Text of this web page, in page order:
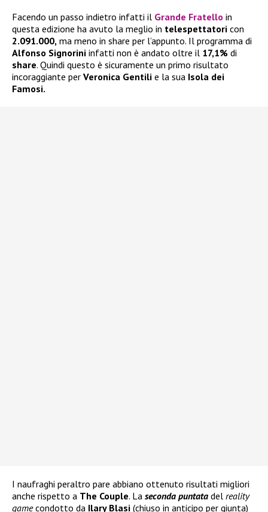
Facendo un passo indietro infatti il Grande Fratello in
questa edizione ha avuto la meglio in telespettatori con
2.091.000, ma meno in share per l’appunto. Il programma di
Alfonso Signorini infatti non è andato oltre il 17,1% di
share. Quindi questo è sicuramente un primo risultato
incoraggiante per Veronica Gentili e la sua Isola dei
Famosi.
I naufraghi peraltro pare abbiano ottenuto risultati migliori
anche rispetto a The Couple. La seconda puntata del reality
gamecondotto da Ilary Blasi (chiuso in anticipo per giunta)